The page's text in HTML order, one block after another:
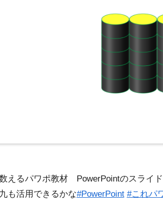
えるパワポ教材 PowerPointのスライ
も活用できるかな#PowerPoint #これパ